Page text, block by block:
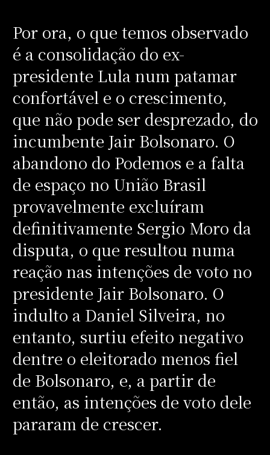
Por ora, o que temos observado
é a consolidação do ex-
presidente Lula num patamar
confortável e o crescimento,
que não pode ser desprezado, do
incumbente Jair Bolsonaro. O
abandono do Podemos e a falta
de espaço no União Brasil
provavelmente excluíram
definitivamente Sergio Moro da
disputa, o que resultou numa
reação nas intenções de voto no
presidente Jair Bolsonaro. O
indulto a Daniel Silveira, no
entanto, surtiu efeito negativo
dentre o eleitorado menos fiel
de Bolsonaro, e, a partir de
então, as intenções de voto dele
pararam de crescer.